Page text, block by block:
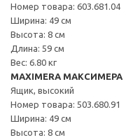
Номер товара: 603.681.04
Ширина: 49 см
Высота: 8 см
Длина: 59 см
Вес: 6.80 кг
MAXIMERA МАКСИМЕРА
Ящик, высокий
Номер товара: 503.680.91
Ширина: 49 см
Высота: 8 см